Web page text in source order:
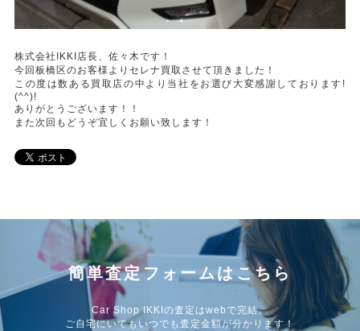
株式会社IKKI店長、佐々木です！
今回板橋区のお客様よりセレナ買取させて頂きました！
この度は数ある買取店の中より当社をお選び大変感謝しております!
(^^)!
ありがとうございます！！
また次回もどうぞ宜しくお願い致します！
簡単査定フォームはこちら
Car Shop IKKIの査定はwebで完結。
ご自宅にいてもいつでも査定金額が分かります！